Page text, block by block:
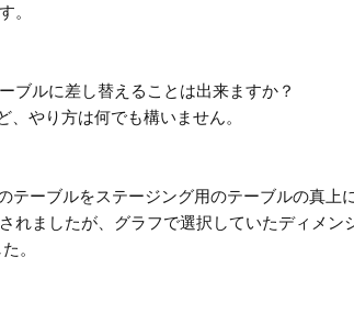
。
ブルに差し替えることは出来ますか？
やり方は何でも構いません。
ーブルをステージング用のテーブルの真上
れましたが、グラフで選択していたディメン
。